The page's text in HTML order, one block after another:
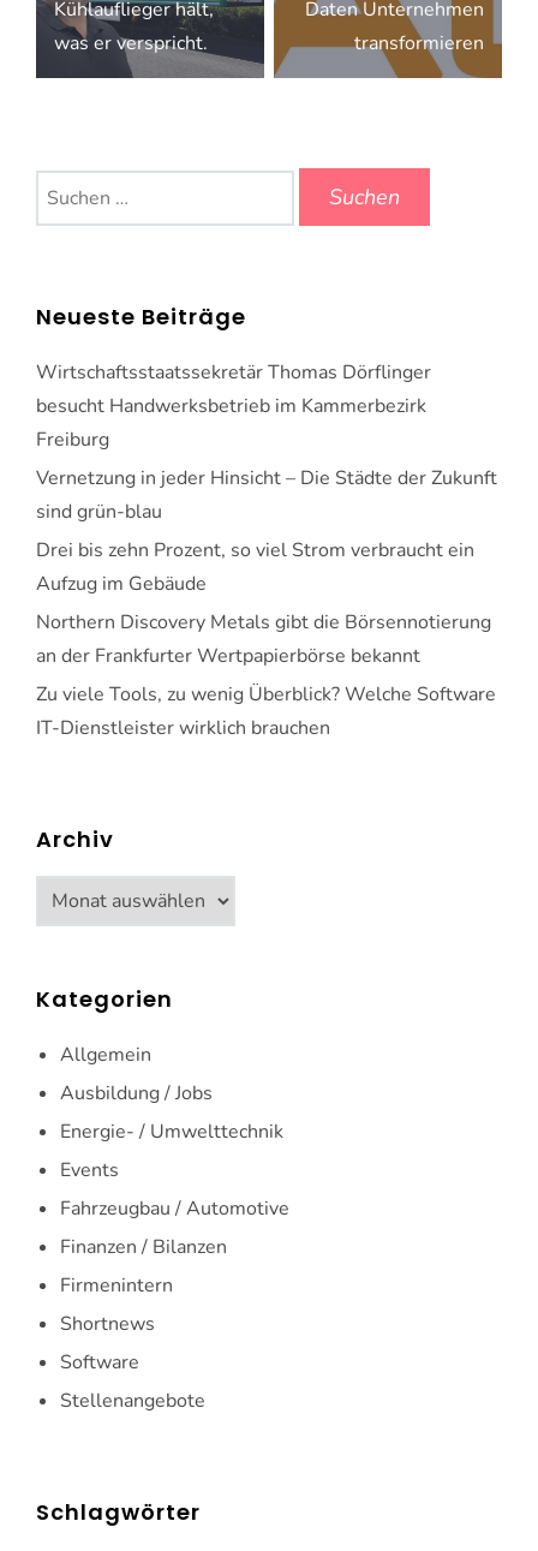
Kühlauflieger hält,
was er verspricht.
Daten Unternehmen
transformieren
Suchen
nach:
Neueste Beiträge
Wirtschaftsstaatssekretär Thomas Dörflinger
besucht Handwerksbetrieb im Kammerbezirk
Freiburg
Vernetzung in jeder Hinsicht – Die Städte der Zukunft
sind grün-blau
Drei bis zehn Prozent, so viel Strom verbraucht ein
Aufzug im Gebäude
Northern Discovery Metals gibt die Börsennotierung
an der Frankfurter Wertpapierbörse bekannt
Zu viele Tools, zu wenig Überblick? Welche Software
IT-Dienstleister wirklich brauchen
Archiv
Archiv
Kategorien
Allgemein
Ausbildung / Jobs
Energie- / Umwelttechnik
Events
Fahrzeugbau / Automotive
Finanzen / Bilanzen
Firmenintern
Shortnews
Software
Stellenangebote
Schlagwörter